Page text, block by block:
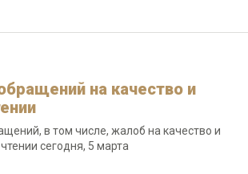
на качество и
в том числе, жалоб на качество и
сегодня, 5 марта